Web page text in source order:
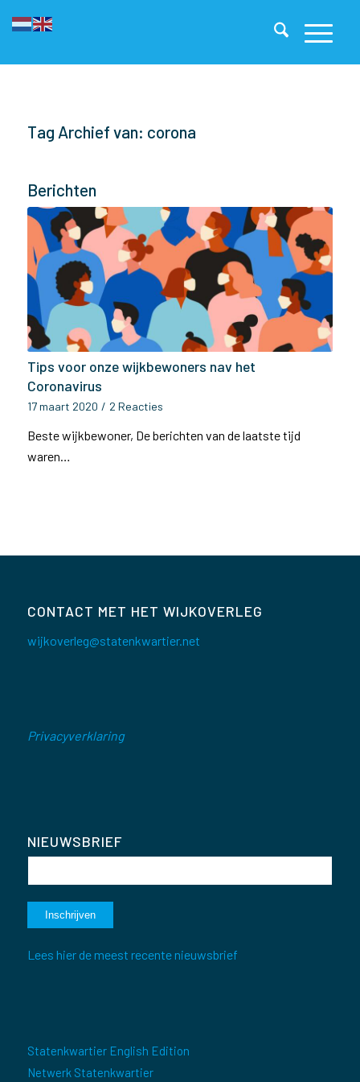
Tag Archief van: corona
Berichten
Tips voor onze wijkbewoners nav het
Coronavirus
17 maart 2020 / 2 Reacties
Beste wijkbewoner, De berichten van de laatste tijd
waren…
CONTACT MET HET WIJKOVERLEG
wijkoverleg@statenkwartier.net
Privacyverklaring
NIEUWSBRIEF
Lees hier de meest recente nieuwsbrief
Statenkwartier English Edition
Netwerk Statenkwartier